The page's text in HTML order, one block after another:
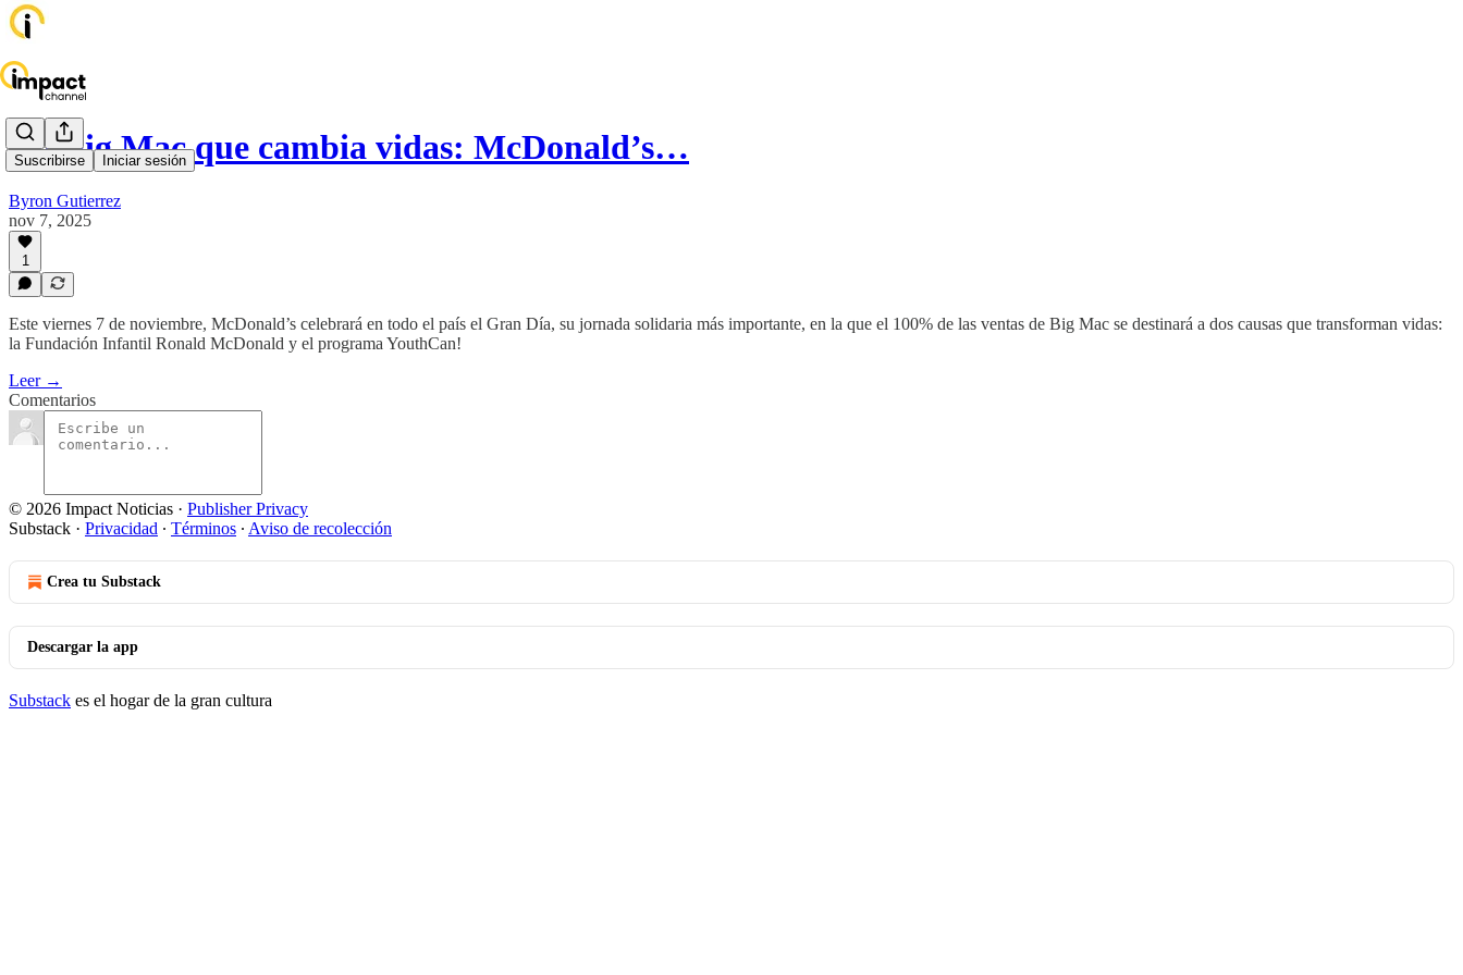
Suscribirse Iniciar sesión
Un Big Mac que cambia vidas: McDonald’s…
Byron Gutierrez
nov 7, 2025
1
Este viernes 7 de noviembre, McDonald’s celebrará en todo el país el Gran Día, su jornada solidaria más importante, en la que el 100% de las ventas de Big Mac se destinará a dos causas que transforman vidas:
la Fundación Infantil Ronald McDonald y el programa YouthCan!
Leer →
Comentarios
© 2026 Impact Noticias · Publisher Privacy
Substack · Privacidad ∙ Términos ∙ Aviso de recolección
Crea tu Substack
Descargar la app
Substack es el hogar de la gran cultura